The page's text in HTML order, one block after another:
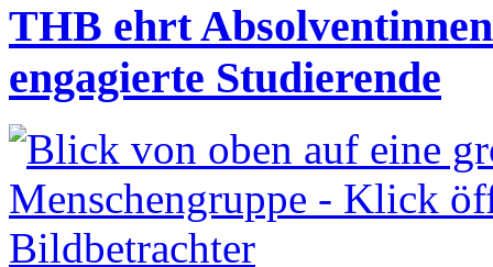
THB ehrt
engagierte Studierende